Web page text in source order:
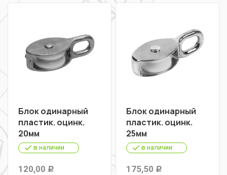
Блок одинарный
пластик. оцинк.
20мм
в наличии
120,00 Р
Блок одинарный
пластик. оцинк.
25мм
в наличии
175,50 Р